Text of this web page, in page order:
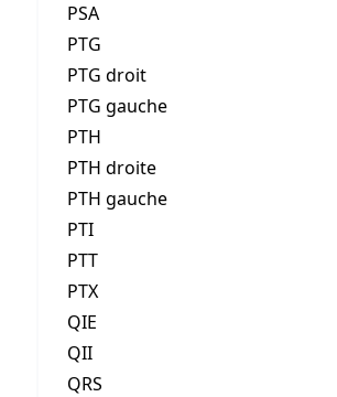
PSA
PTG
PTG droit
PTG gauche
PTH
PTH droite
PTH gauche
PTI
PTT
PTX
QIE
QII
QRS